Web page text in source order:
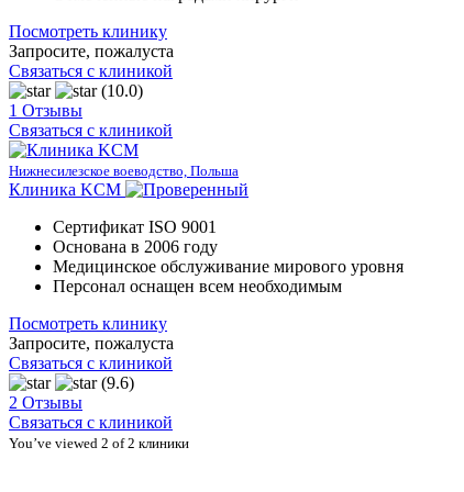
Посмотреть клинику
Запросите, пожалуста
Связаться с клиникой
(10.0)
1 Отзывы
Связаться с клиникой
Нижнесилезское воеводство, Польша
Клиника KCM
Сертификат ISO 9001
Основана в 2006 году
Медицинское обслуживание мирового уровня
Персонал оснащен всем необходимым
Посмотреть клинику
Запросите, пожалуста
Связаться с клиникой
(9.6)
2 Отзывы
Связаться с клиникой
You’ve viewed 2 of 2 клиники